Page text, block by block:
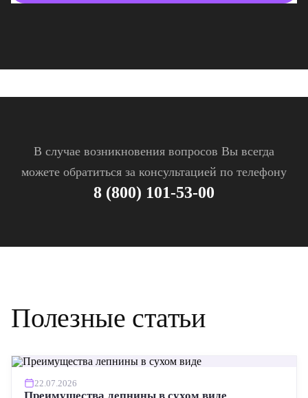
В случае возникновения вопросов Вы всегда
можете обратиться за консультацией по телефону
8 (800) 101-53-00
Полезные статьи
22.07.2026